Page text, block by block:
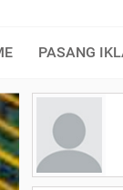
PASANG